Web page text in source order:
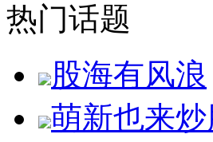
热门话题
股海有风浪
萌新也来